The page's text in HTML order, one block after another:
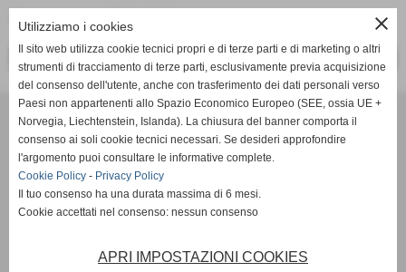
Fiesole tennis "B" Vs Tc Bisenzio
SUCCESSIVO >>
Tennis Club Bisenzio ASD
Via Ada Negri, 15 - 59100 - Prato
P.I. 01526410970 C.F 92006510488
Codice univoco: M5UXCR1
Coordinate bancarie: Banco Desio IBAN IT11A0344002811000000510100 -
Intestato a Tennis Club Bisenzio asd
Pec: tennisclubbisenzio@pec.it
close
Utilizziamo i cookies
Il sito web utilizza cookie tecnici propri e di terze parti e di marketing o altri
strumenti di tracciamento di terze parti, esclusivamente previa acquisizione
del consenso dell'utente, anche con trasferimento dei dati personali verso
Paesi non appartenenti allo Spazio Economico Europeo (SEE, ossia UE +
Norvegia, Liechtenstein, Islanda). La chiusura del banner comporta il
consenso ai soli cookie tecnici necessari. Se desideri approfondire
l'argomento puoi consultare le informative complete.
Cookie Policy - Privacy Policy
Il tuo consenso ha una durata massima di 6 mesi.
Cookie accettati nel consenso: nessun consenso
APRI IMPOSTAZIONI COOKIES